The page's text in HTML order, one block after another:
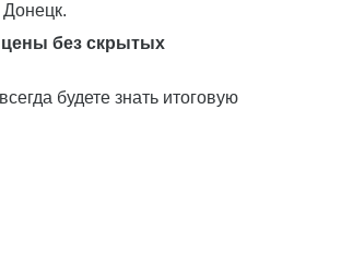
без скрытых
будете знать итоговую